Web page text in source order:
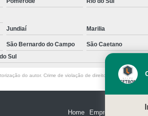
Jundiaí Marilia
São Bernardo do Campo São Caetano
Sul
do autor. Crime de violação de direito autoral – artigo
Home Empresa